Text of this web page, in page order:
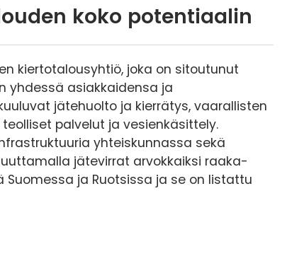
koko potentiaalin
kiertotalousyhtiö, joka on sitoutunut
yhdessä asiakkaidensa ja
jätehuolto ja kierrätys, vaarallisten
palvelut ja vesienkäsittely.
yhteiskunnassa sekä
jätevirrat arvokkaiksi raaka-
Suomessa ja Ruotsissa ja se on listattu